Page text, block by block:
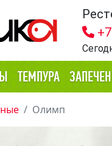
ТЕМПУРА
Олимп